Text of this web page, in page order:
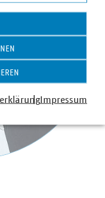
Impressum